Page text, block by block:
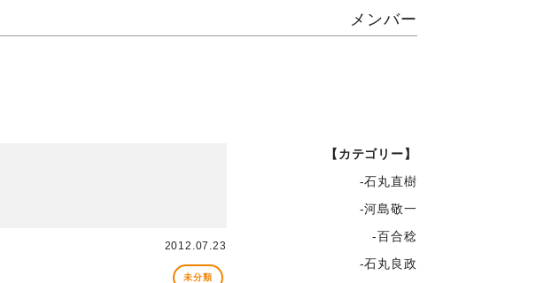
メンバー
2012.07.23
未分類
【カテゴリー】
-石丸直樹
-河島敬一
-百合稔
-石丸良政